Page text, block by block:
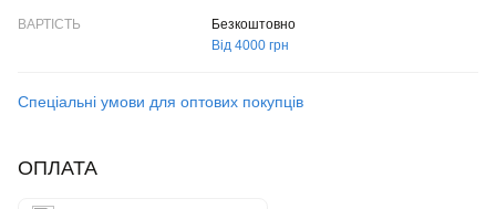
Безкоштовно
Від 4000 грн
Спеціальні умови для оптових покупців
ОПЛАТА